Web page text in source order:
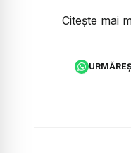
Citește mai